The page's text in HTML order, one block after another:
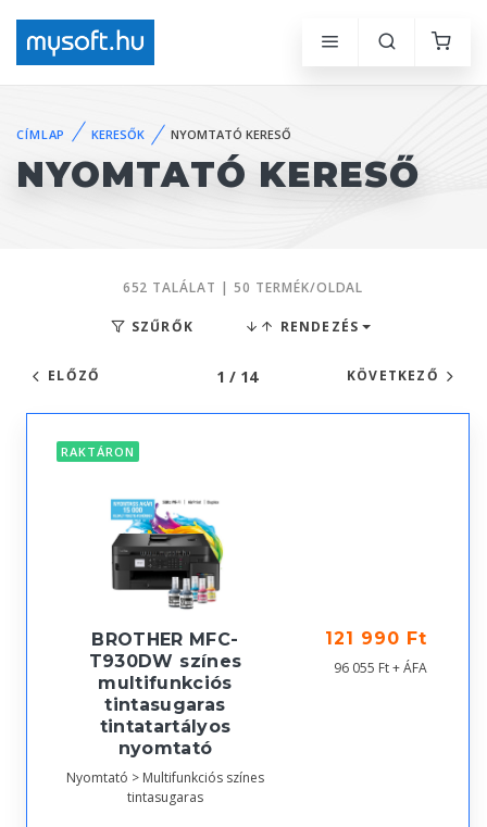
CÍMLAP KERESŐK NYOMTATÓ KERESŐ
NYOMTATÓ KERESŐ
652 TALÁLAT | 50 TERMÉK/OLDAL
SZŰRŐK RENDEZÉS
ELŐZŐ 1 / 14 KÖVETKEZŐ
RAKTÁRON
BROTHER MFC-
T930DW színes
multifunkciós
tintasugaras
tintatartályos
nyomtató
Nyomtató > Multifunkciós színes
tintasugaras
121 990 Ft
96 055 Ft + ÁFA